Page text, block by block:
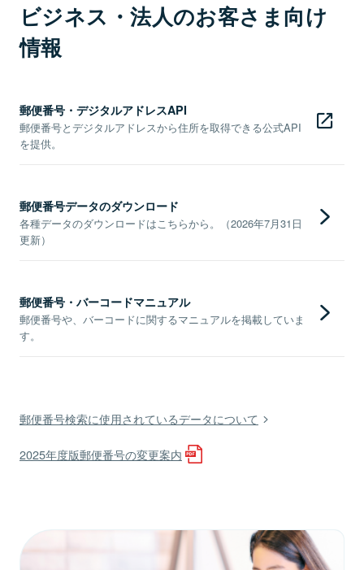
ビジネス・法人のお客さま向け
情報
郵便番号・デジタルアドレスAPI
郵便番号とデジタルアドレスから住所を取得できる公式API
を提供。
郵便番号データのダウンロード
各種データのダウンロードはこちらから。（2026年7月31日
更新）
郵便番号・バーコードマニュアル
郵便番号や、バーコードに関するマニュアルを掲載していま
す。
郵便番号検索に使用されているデータについて
2025年度版郵便番号の変更案内